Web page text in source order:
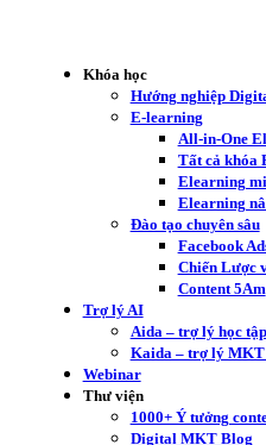
Khóa học
Hướng nghiệp
E-learning
All-in-One
Tất cả khóa
Elearning
Elearning
Đào tạo chuyên sâu
Facebook
Chiến Lược
Content 5Am
Trợ lý AI
Aida – trợ lý học tập
Kaida – trợ lý MKT
Webinar
Thư viện
1000+ Ý tưởng
Digital MKT Blog